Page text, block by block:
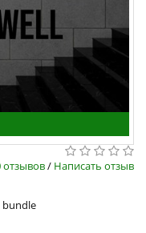
отзывов/ Написать отзыв
bundle